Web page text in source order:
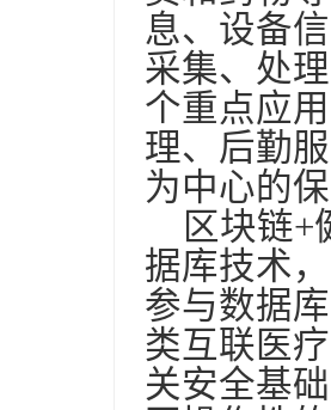
息、设备
采集、处
个重点应
理、后勤
为中心的
区块链+
据库技术
参与数据
类互联医
关安全基